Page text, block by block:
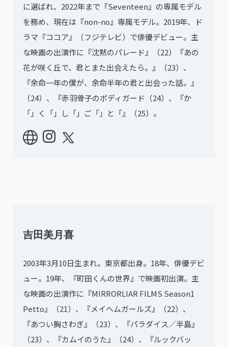
に選ばれ、2022年まで『Seventeen』の専属モデル
を務め、現在は『non-no』専属モデル。2019年、ド
ラマ『ココア』（フジテレビ）で俳優デビュー。主
な映画の出演作に『沈黙のパレード』（22）『あの
花が咲く丘で、君とまた出会えたら。』（23）、
『余命一年の僕が、余命半年の君と出会った話。』
（24）、『赤羽骨子のボディガード（24）、『か
「」く「」し「」ご「」と「』（25）。
吉田美月喜
2003年3月10日生まれ。東京都出身。18年、俳優デビ
ュー。19年、『町田くんの世界』で映画初出演。主
な映画の出演作に『MIRRORLIAR FILMS Season1
Petto』（21）、『メイヘムガールズ』（22）、
『あつい胸さわぎ』（23）、『パラダイス／半島』
（23）、『カムイのうた』（24）、『ルックバッ